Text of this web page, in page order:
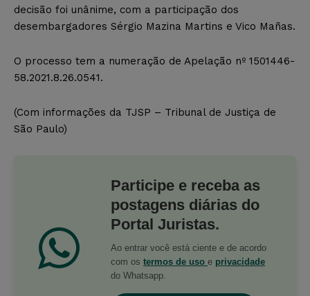
decisão foi unânime, com a participação dos
desembargadores Sérgio Mazina Martins e Vico Mañas.
O processo tem a numeração de Apelação nº 1501446-
58.2021.8.26.0541.
(Com informações da TJSP – Tribunal de Justiça de
São Paulo)
Participe e receba as
postagens diárias do
Portal Juristas.
Ao entrar você está ciente e de acordo
com os termos de uso e privacidade
do Whatsapp.